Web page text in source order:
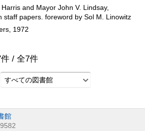
and Mayor John V. Lindsay,
staff papers. foreword by Sol M. Linowitz
1972
件 / 全7件
すべての図書館
館